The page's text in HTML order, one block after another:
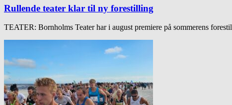
Rullende teater klar til ny forestilling
TEATER: Bornholms Teater har i august premiere på sommerens